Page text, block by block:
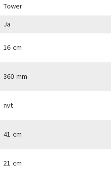
Tower
Ja
16 cm
360 mm
nvt
41 cm
21 cm